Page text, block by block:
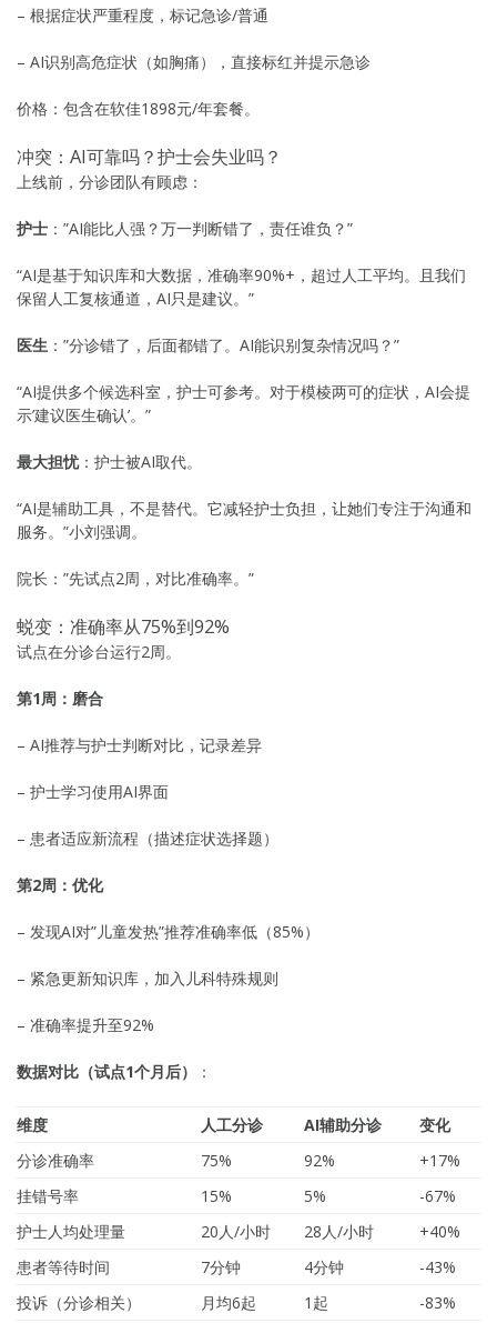
– 根据症状严重程度，标记急诊/普通
– AI识别高危症状（如胸痛），直接标红并提示急诊
价格：包含在软佳1898元/年套餐。
冲突：AI可靠吗？护士会失业吗？
上线前，分诊团队有顾虑：
护士 ：”AI能比人强？万一判断错了，责任谁负？”
“AI是基于知识库和大数据，准确率90%+，超过人工平均。且我们
保留人工复核通道，AI只是建议。”
医生 ：”分诊错了，后面都错了。AI能识别复杂情况吗？”
“AI提供多个候选科室，护士可参考。对于模棱两可的症状，AI会提
示’建议医生确认’。”
最大担忧：护士被AI取代。
“AI是辅助工具，不是替代。它减轻护士负担，让她们专注于沟通和
服务。”小刘强调。
院长：”先试点2周，对比准确率。”
蜕变：准确率从75%到92%
试点在分诊台运行2周。
第1周：磨合
– AI推荐与护士判断对比，记录差异
– 护士学习使用AI界面
– 患者适应新流程（描述症状选择题）
第2周：优化
– 发现AI对”儿童发热”推荐准确率低（85%）
– 紧急更新知识库，加入儿科特殊规则
– 准确率提升至92%
数据对比（试点1个月后） ：
维度 人工分诊 AI辅助分诊
变化
分诊准确率
75% 92%
+17%
挂错号率
15% 5%
-67%
护士人均处理量
20人/小时 28人/小时
+40%
患者等待时间
7分钟 4分钟
-43%
投诉（分诊相关）
月均6起 1起 -83%